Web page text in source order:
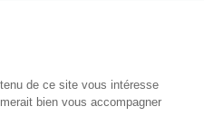
NOUS
de ce site vous intéresse
bien vous accompagner